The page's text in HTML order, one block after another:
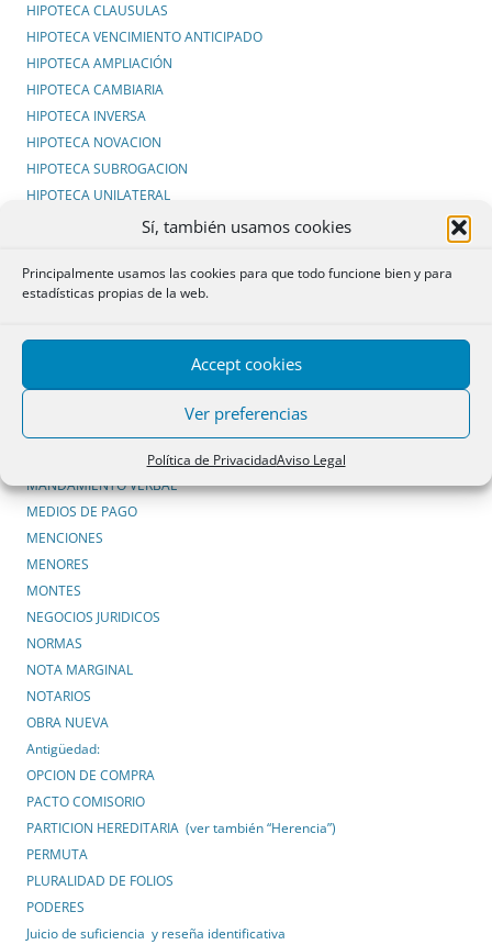
Sí, también usamos cookies
Principalmente usamos las cookies para que todo funcione bien y para
estadísticas propias de la web.
Accept cookies
Ver preferencias
Política de PrivacidadAviso Legal
HIPOTECA CLAUSULAS
HIPOTECA VENCIMIENTO ANTICIPADO
HIPOTECA AMPLIACIÓN
HIPOTECA CAMBIARIA
HIPOTECA INVERSA
HIPOTECA NOVACION
HIPOTECA SUBROGACION
HIPOTECA UNILATERAL
INMATRICULACIÓN
INSCRIPCIÓN
INVERSIONES EXTRANJERAS
LEGÍTIMA
LEGITIMACIÓN REGISTRAL
MANDAMIENTO VERBAL
MEDIOS DE PAGO
MENCIONES
MENORES
MONTES
NEGOCIOS JURIDICOS
NORMAS
NOTA MARGINAL
NOTARIOS
OBRA NUEVA
Antigüedad:
OPCION DE COMPRA
PACTO COMISORIO
PARTICION HEREDITARIA (ver también “Herencia”)
PERMUTA
PLURALIDAD DE FOLIOS
PODERES
Juicio de suficiencia y reseña identificativa